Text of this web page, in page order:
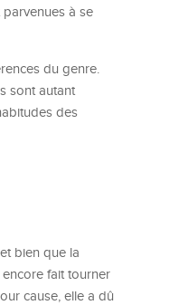
parvenues à se
du genre.
sont autant
des
bien que la
fait tourner
cause, elle a dû